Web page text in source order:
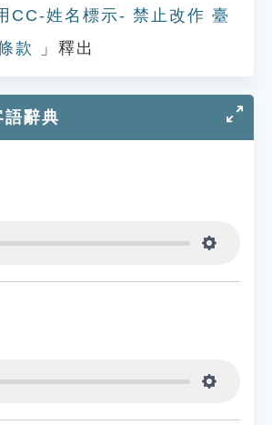
CC-姓名標示- 禁止改作 臺
款
」釋出
語辭典